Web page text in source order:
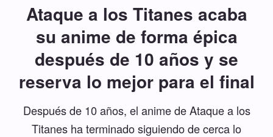
Ataque a los Titanes acaba
su anime de forma épica
después de 10 años y se
reserva lo mejor para el final
Después de 10 años, el anime de Ataque a los
Titanes ha terminado siguiendo de cerca lo